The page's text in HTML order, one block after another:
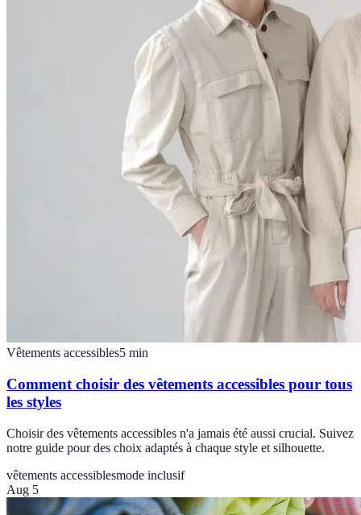
Vêtements accessibles5 min
Comment choisir des vêtements accessibles pour tous
les styles
Choisir des vêtements accessibles n'a jamais été aussi crucial. Suivez
notre guide pour des choix adaptés à chaque style et silhouette.
vêtements accessiblesmode inclusif
Aug 5